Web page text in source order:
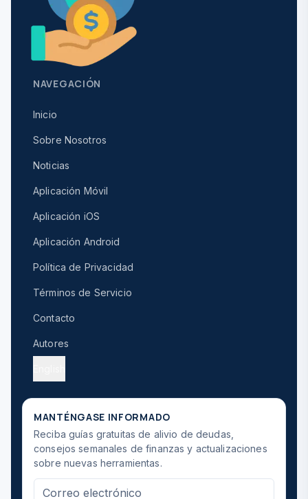
NAVEGACIÓN
Inicio
Sobre Nosotros
Noticias
Aplicación Móvil
Aplicación iOS
Aplicación Android
Política de Privacidad
Términos de Servicio
Contacto
Autores
MANTÉNGASE INFORMADO
Reciba guías gratuitas de alivio de deudas,
consejos semanales de finanzas y actualizaciones
sobre nuevas herramientas.